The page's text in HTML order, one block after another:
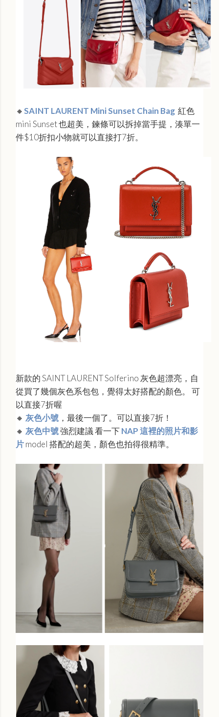
🔸SAINT LAURENT Mini Sunset Chain Bag 紅色
mini Sunset 也超美，鍊條可以拆掉當手提，湊單一
件$10折扣小物就可以直接打7折。
新款的 SAINT LAURENT Solferino 灰色超漂亮，自
從買了幾個灰色系包包，覺得太好搭配的顏色。 可
以直接7折喔
🔸 灰色小號 ，最後一個了。可以直接7折！
🔸 灰色中號強烈建議 看一下NAP 這裡的照片和影
片model 搭配的超美，顏色也拍得很精準。